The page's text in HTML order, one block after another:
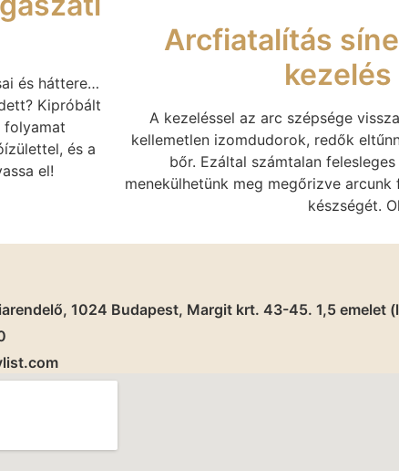
és háttere…
Kipróbált
folyamat
és a
el!
Arcfiatalítás
A kezeléssel az arc szépsége
kellemetlen izomdudorok, redők
bőr. Ezáltal számtalan
menekülhetünk meg megőrizve
készségét.
1024 Budapest, Margit krt. 43-45. 1,5 emelet